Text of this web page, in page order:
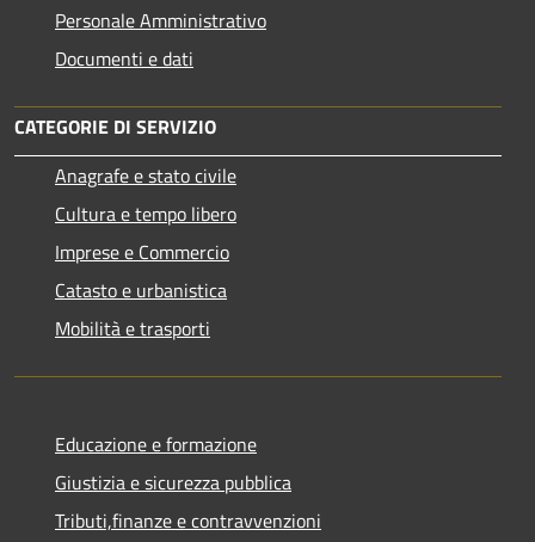
Personale Amministrativo
Documenti e dati
CATEGORIE DI SERVIZIO
Anagrafe e stato civile
Cultura e tempo libero
Imprese e Commercio
Catasto e urbanistica
Mobilità e trasporti
Educazione e formazione
Giustizia e sicurezza pubblica
Tributi,finanze e contravvenzioni